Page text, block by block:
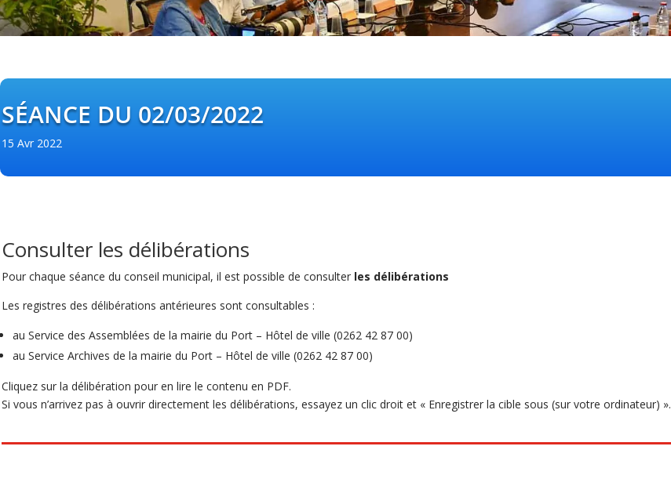
SÉANCE DU 02/03/2022
15 Avr 2022
Consulter les délibérations
Pour chaque séance du conseil municipal, il est possible de consulter les délibérations
Les registres des délibérations antérieures sont consultables :
au Service des Assemblées de la mairie du Port – Hôtel de ville (0262 42 87 00)
au Service Archives de la mairie du Port – Hôtel de ville (0262 42 87 00)
Cliquez sur la délibération pour en lire le contenu en PDF.
Si vous n’arrivez pas à ouvrir directement les délibérations, essayez un clic droit et « Enregistrer la cible sous (sur votre ordinateur) ».